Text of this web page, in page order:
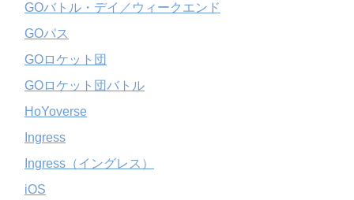
GOバトル・デイ／ウィークエンド
GOパス
GOロケット団
GOロケット団バトル
HoYoverse
Ingress
Ingress（イングレス）
iOS